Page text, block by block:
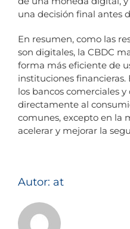
una decisión final antes
En resumen, como las
son digitales, la CBDC
forma más eficiente de
instituciones
los bancos comerciales
directamente al
comunes, excepto en la
acelerar y mejorar la
Autor: at